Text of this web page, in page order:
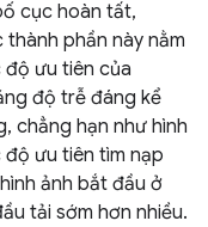
cục hoàn tất,
phần này nằm
ưu tiên của
độ trễ đáng kể
chẳng hạn như hình
ưu tiên tìm nạp
ảnh bắt đầu ở
tải sớm hơn nhiều.